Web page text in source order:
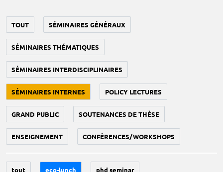
TOUT SÉMINAIRES GÉNÉRAUX
SÉMINAIRES THÉMATIQUES
SÉMINAIRES INTERDISCIPLINAIRES
SÉMINAIRES INTERNES POLICY LECTURES
GRAND PUBLIC SOUTENANCES DE THÈSE
ENSEIGNEMENT CONFÉRENCES/WORKSHOPS
tout eco-lunch phd seminar